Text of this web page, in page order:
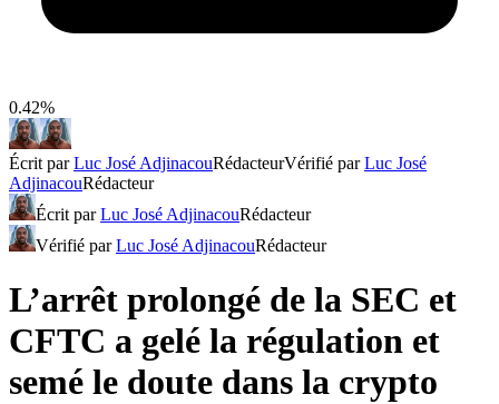
0.42%
Écrit parLuc José AdjinacouRédacteurVérifié parLuc José
AdjinacouRédacteur
Écrit parLuc José AdjinacouRédacteur
Vérifié parLuc José AdjinacouRédacteur
L’arrêt prolongé de la SEC et
CFTC a gelé la régulation et
semé le doute dans la crypto